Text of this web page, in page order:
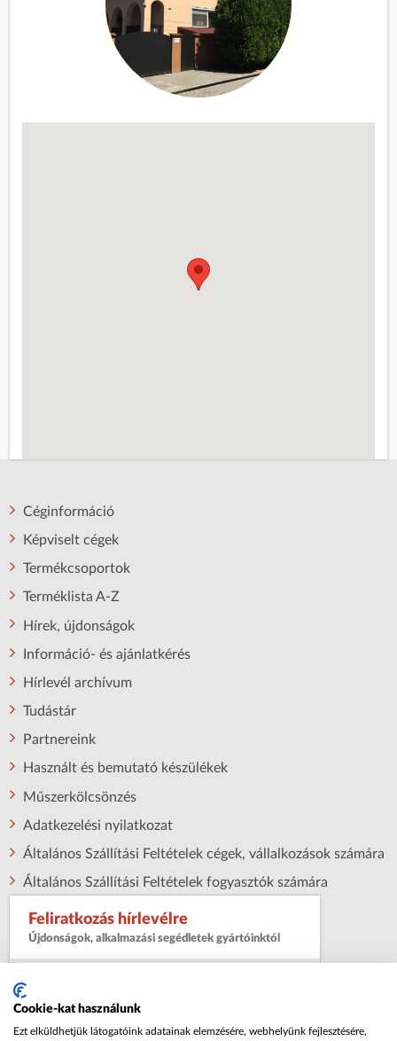
Céginformáció
Képviselt cégek
Termékcsoportok
Terméklista A-Z
Hírek, újdonságok
Információ- és ajánlatkérés
Hírlevél archívum
Tudástár
Partnereink
Használt és bemutató készülékek
Műszerkölcsönzés
Adatkezelési nyilatkozat
Általános Szállítási Feltételek cégek, vállalkozások számára
Általános Szállítási Feltételek fogyasztók számára
Feliratkozás hírlevélre
Újdonságok, alkalmazási segédletek gyártóinktól
Cookie-kat használunk
Ezt elküldhetjük látogatóink adatainak elemzésére, webhelyünk fejlesztésére,